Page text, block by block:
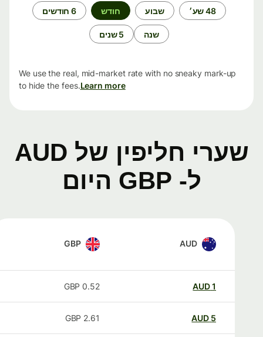
48 שע׳ שבוע חודש 6 חודשים
שנה 5 שנים
We use the real, mid-market rate with no sneaky mark-up
to hide the fees.Learn more
שערי חליפין של AUD
ל- GBP היום
AUD
GBP
AUD
0.52
GBP
AUD
2.61
GBP